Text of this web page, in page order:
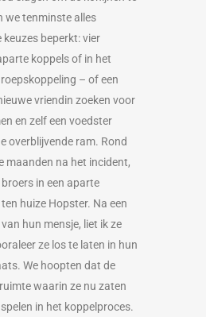
we tenminste alles
keuzes beperkt: vier
koppels of in het
– of een
vriendin zoeken voor
en zelf een voedster
overblijvende ram. Rond
maanden na het incident,
in een aparte
huize Hopster. Na een
hun mensje, liet ik ze
ze los te laten in hun
We hoopten dat de
waarin ze nu zaten
in het koppelproces.